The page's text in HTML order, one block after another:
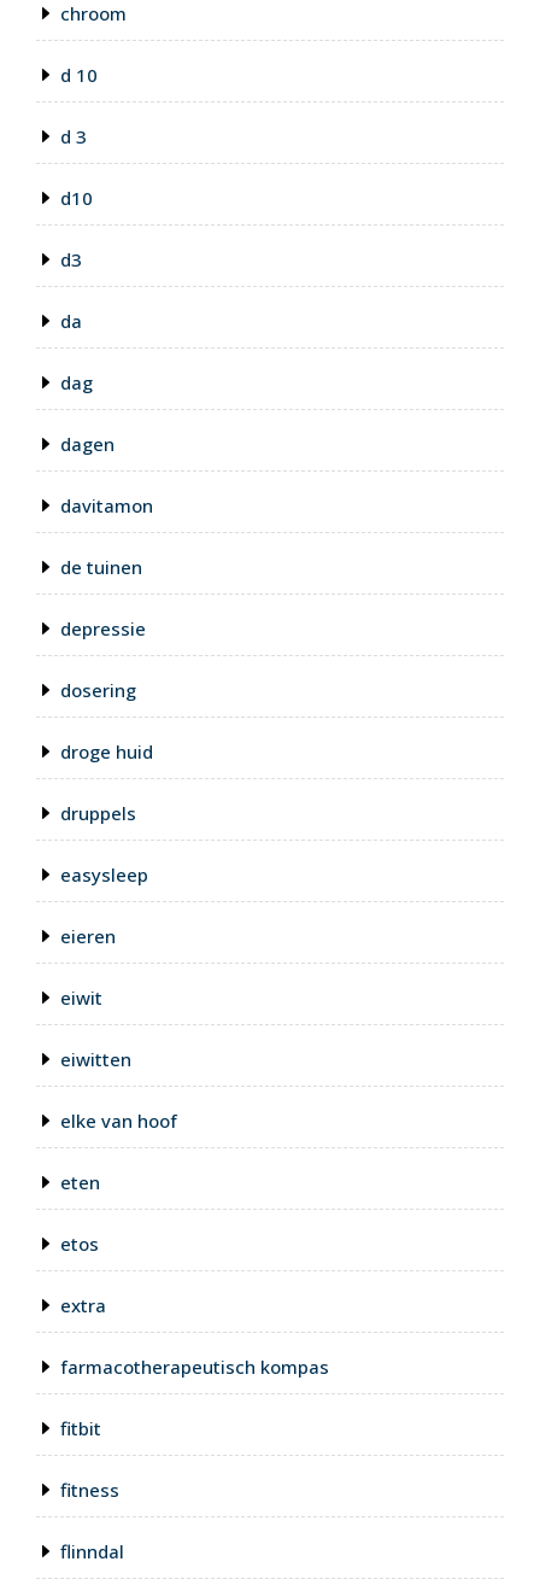
chroom
d 10
d 3
d10
d3
da
dag
dagen
davitamon
de tuinen
depressie
dosering
droge huid
druppels
easysleep
eieren
eiwit
eiwitten
elke van hoof
eten
etos
extra
farmacotherapeutisch kompas
fitbit
fitness
flinndal